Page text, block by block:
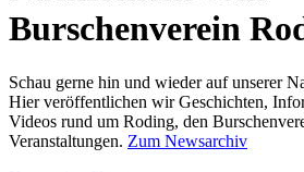
Burschenverein
Schau gerne hin und wieder auf unserer
Hier veröffentlichen wir Geschichten,
Videos rund um Roding, den
Veranstaltungen. Zum Newsarchiv